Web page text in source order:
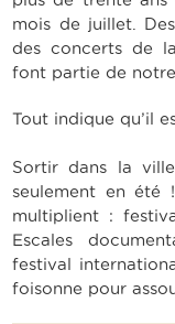
mois de juillet.
des concerts de
font partie de
Tout indique qu’il
Sortir dans la
seulement en été
multiplient :
Escales
festival
foisonne pour